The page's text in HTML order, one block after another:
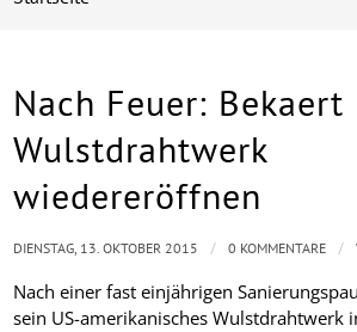
Nach Feuer: Bekaert
Wulstdrahtwerk
wiedereröffnen
Nach einer fast einjährigen
sein US-amerikanisches Wulstdrahtwerk
DIENSTAG, 13. OKTOBER 2015 / 0 KOMMENTARE /